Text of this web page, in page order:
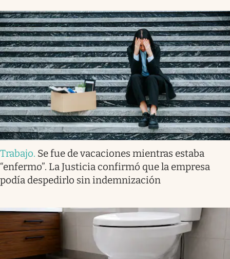
Trabajo. Se fue de vacaciones mientras estaba
“enfermo”. La Justicia confirmó que la empresa
podía despedirlo sin indemnización